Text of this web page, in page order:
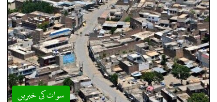
سوات کی خبریں